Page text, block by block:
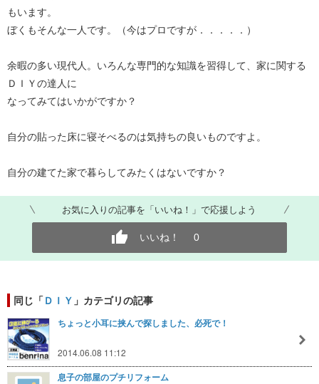
もいます。
ぼくもそんな一人です。（今はプロですが．．．．．）
余暇の多い現代人。いろんな専門的な知識を習得して、家に関する
ＤＩＹの達人に
なってみてはいかがですか？
自分の貼った床に寝そべるのは気持ちの良いものですよ。
自分の建てた家で暮らしてみたくはないですか？
お気に入りの記事を「いいね！」で応援しよう
いいね！ 0
同じ「ＤＩＹ 」カテゴリの記事
ちょっと小耳に挟んで探しました、必死で！
2014.06.08 11:12
息子の部屋のプチリフォーム